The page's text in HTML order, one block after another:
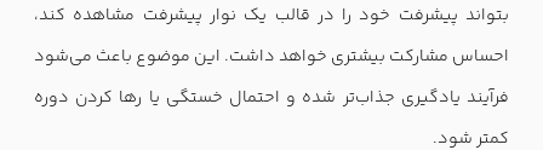
بتواند پیشرفت خود را در قالب یک نوار پیشرفت مشاهده کند،
احساس مشارکت بیشتری خواهد داشت. این موضوع باعث می‌شود
فرآیند یادگیری جذاب‌تر شده و احتمال خستگی یا رها کردن دوره
کمتر شود.